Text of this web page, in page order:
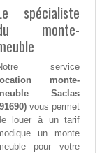
spécialiste
monte-
service
location monte-
Saclas
vous permet
louer à un tarif
un monte
pour votre